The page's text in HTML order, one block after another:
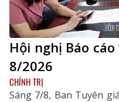
Hội nghị Báo
8/2026
CHÍNH TRỊ
Sáng 7/8, Ban Tuyên